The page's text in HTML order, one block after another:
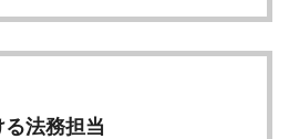
法務担当